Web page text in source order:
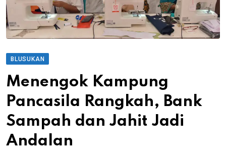
BLUSUKAN
Menengok Kampung
Pancasila Rangkah, Bank
Sampah dan Jahit Jadi
Andalan